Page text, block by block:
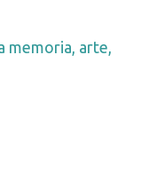
memoria, arte,